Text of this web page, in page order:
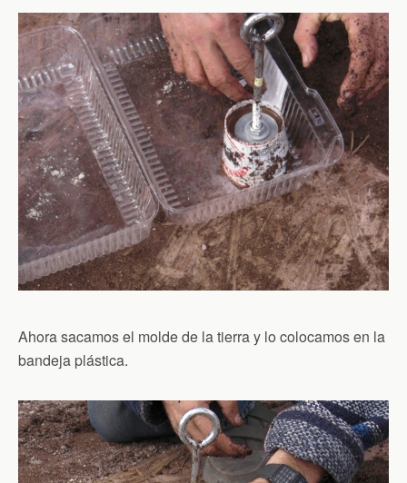
Ahora sacamos el molde de la tierra y lo colocamos en la
bandeja plástica.